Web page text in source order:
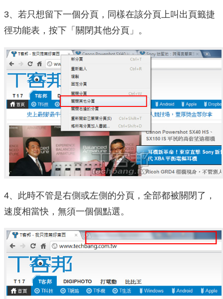
3、若只想留下一個分頁，同樣在該分頁上叫出頁籤捷
徑功能表，按下「關閉其他分頁」。
4、此時不管是右側或左側的分頁，全部都被關閉了，
速度相當快，無須一個個點選。